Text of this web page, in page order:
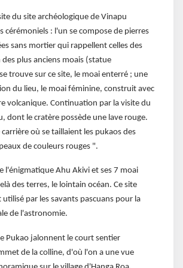
du site archéologique de Vinapu
cérémoniels : l'un se compose de pierres
sans mortier qui rappellent celles des
des plus anciens moais (statue
trouve sur ce site, le moai enterré ; une
du lieu, le moai féminine, construit avec
volcanique. Continuation par la visite du
dont le cratère possède une lave rouge.
où se taillaient les pukaos des
de couleurs rouges ".
l'énigmatique Ahu Akivi et ses 7 moai
des terres, le lointain océan. Ce site
par les savants pascuans pour la
de l'astronomie.
Pukao jalonnent le court sentier
de la colline, d'où l'on a une vue